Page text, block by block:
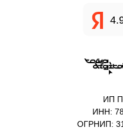
ИП
ИНН:
ОГРНИП: